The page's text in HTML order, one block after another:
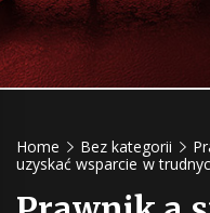
Home Bez kategorii
uzyskać wsparcie w